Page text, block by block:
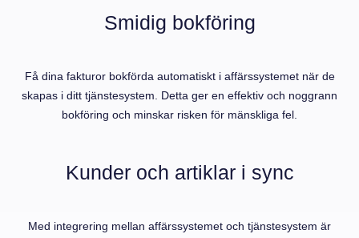
Smidig bokföring
Få dina fakturor bokförda automatiskt i affärssystemet när de
skapas i ditt tjänstesystem. Detta ger en effektiv och noggrann
bokföring och minskar risken för mänskliga fel.
Kunder och artiklar i sync
Med integrering mellan affärssystemet och tjänstesystem är